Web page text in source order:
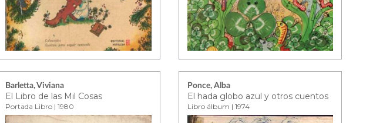
Barletta, Viviana
El Libro de las Mil Cosas
Portada Libro | 1980
Ponce, Alba
El hada globo azul y otros cuentos
Libro álbum | 1974